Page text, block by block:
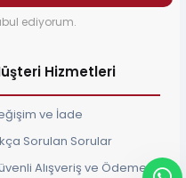
ediyorum.
Hizmetleri
ve İade
Sorulan Sorular
Alışveriş ve Ödeme